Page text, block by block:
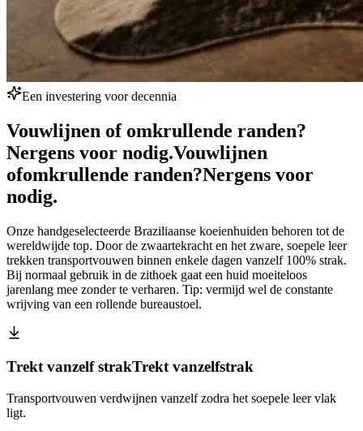
Een investering voor decennia
Vouwlijnen of omkrullende randen?
Nergens voor nodig.Vouwlijnen
ofomkrullende randen?Nergens voor
nodig.
Onze handgeselecteerde Braziliaanse koeienhuiden behoren tot de
wereldwijde top. Door de zwaartekracht en het zware, soepele leer
trekken transportvouwen binnen enkele dagen vanzelf 100% strak.
Bij normaal gebruik in de zithoek gaat een huid moeiteloos
jarenlang mee zonder te verharen. Tip: vermijd wel de constante
wrijving van een rollende bureaustoel.
Trekt vanzelf strakTrekt vanzelfstrak
Transportvouwen verdwijnen vanzelf zodra het soepele leer vlak
ligt.